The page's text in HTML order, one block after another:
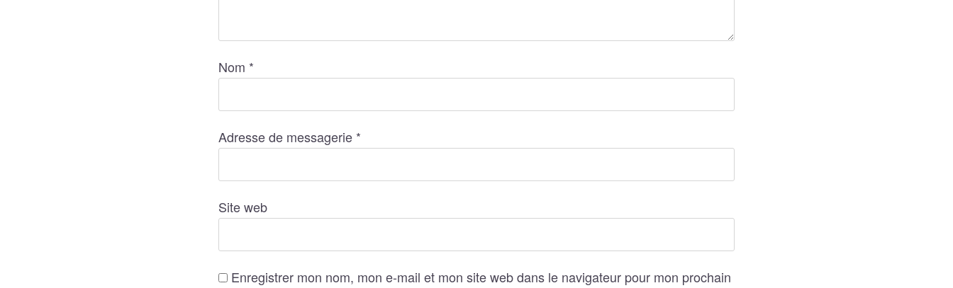
Nom *
Adresse de messagerie *
Site web
Enregistrer mon nom, mon e-mail et mon site web dans le navigateur pour mon prochain